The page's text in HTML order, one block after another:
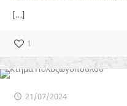
[…]
1
21/07/2024